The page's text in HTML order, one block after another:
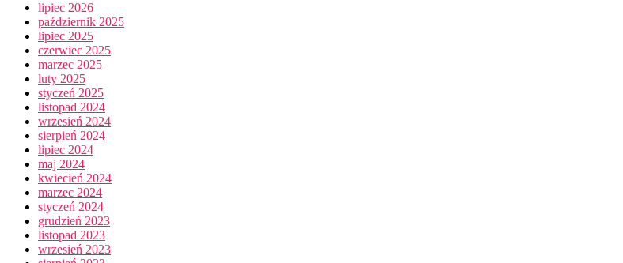
lipiec 2026
październik 2025
lipiec 2025
czerwiec 2025
marzec 2025
luty 2025
styczeń 2025
listopad 2024
wrzesień 2024
sierpień 2024
lipiec 2024
maj 2024
kwiecień 2024
marzec 2024
styczeń 2024
grudzień 2023
listopad 2023
wrzesień 2023